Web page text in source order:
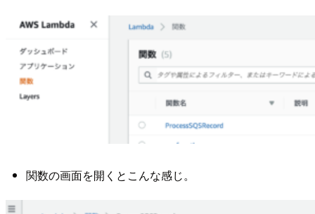
関数の画面を開くとこんな感じ。